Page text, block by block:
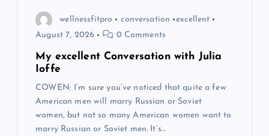
wellnessfitpro conversation
excellent
August 7, 2026
0 Comments
My excellent Conversation with Julia
Ioffe
COWEN: I’m sure you’ve noticed that quite a few
American men will marry Russian or Soviet
women, but not so many American women want to
marry Russian or Soviet men. It’s…